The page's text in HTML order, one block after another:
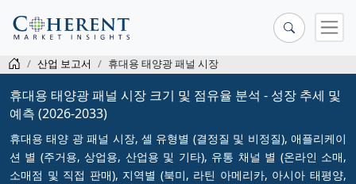
산업 보고서 휴대용 태양광 패널 시장
휴대용 태양광 패널 시장 크기 및 점유율 분석 - 성장 추세 및
예측 (2026-2033)
휴대용 태양 광 패널 시장, 셀 유형별 (결정질 및 비정질), 애플리케이
션 별 (주거용, 상업용, 산업용 및 기타), 유통 채널 별 (온라인 소매,
소매점 및 직접 판매), 지역별 (북미, 라틴 아메리카, 아시아 태평양,